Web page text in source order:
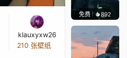
klauxyxw26
210 张壁纸
免费 892辰东